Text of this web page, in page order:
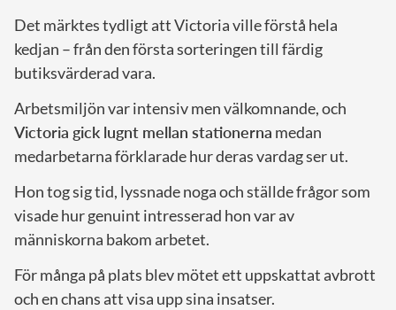
Det märktes tydligt att Victoria ville förstå hela
kedjan – från den första sorteringen till färdig
butiksvärderad vara.
Arbetsmiljön var intensiv men välkomnande, och
Victoria gick lugnt mellan stationerna medan
medarbetarna förklarade hur deras vardag ser ut.
Hon tog sig tid, lyssnade noga och ställde frågor som
visade hur genuint intresserad hon var av
människorna bakom arbetet.
För många på plats blev mötet ett uppskattat avbrott
och en chans att visa upp sina insatser.